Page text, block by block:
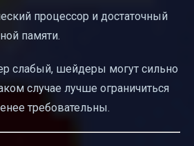
процессор и достаточный
памяти.
слабый, шейдеры могут сильно
случае лучше ограничиться
требовательны.